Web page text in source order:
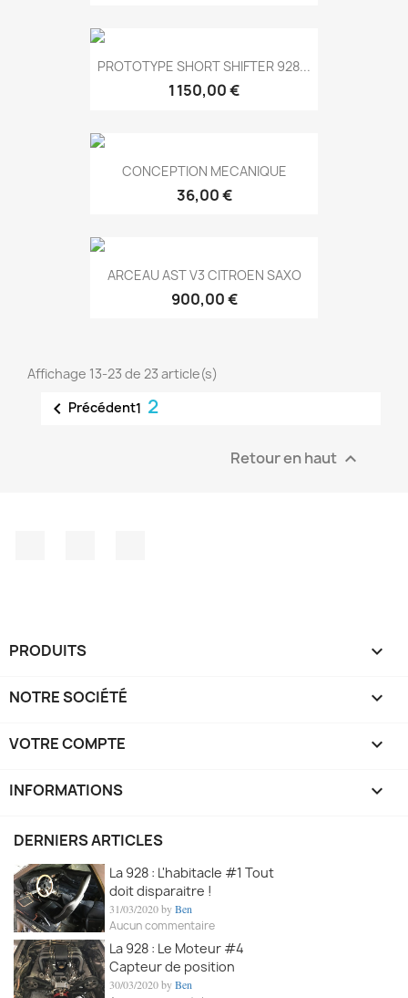
PROTOTYPE SHORT SHIFTER 928...
1 150,00 €
CONCEPTION MECANIQUE
36,00 €
ARCEAU AST V3 CITROEN SAXO
900,00 €
Affichage 13-23 de 23 article(s)
 Précédent1 2
Retour en haut 
PRODUITS 
NOTRE SOCIÉTÉ 
VOTRE COMPTE 
INFORMATIONS keyboard_arrow_down
DERNIERS ARTICLES
La 928 : L'habitacle #1 Tout
doit disparaitre !
31/03/2020 byBen
Aucun commentaire
La 928 : Le Moteur #4
Capteur de position
30/03/2020 byBen